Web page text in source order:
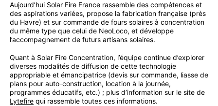
Aujourd’hui Solar Fire France rassemble des compétences et
des aspirations variées, propose la fabrication française (près
du Havre) et sur commande de fours solaires à concentration
du même type que celui de NeoLoco, et développe
l’accompagnement de futurs artisans solaires.
Quant à Solar Fire Concentration, l’équipe continue d’explorer
diverses modalités de diffusion de cette technologie
appropriable et émancipatrice (devis sur commande, liasse de
plans pour auto-construction, location à la journée,
programmes éducatifs, etc.) ; plus d’information sur le site de
Lytefire qui rassemble toutes ces informations.